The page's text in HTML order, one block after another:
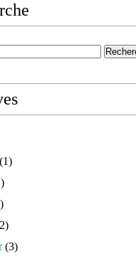
(1)
(3)